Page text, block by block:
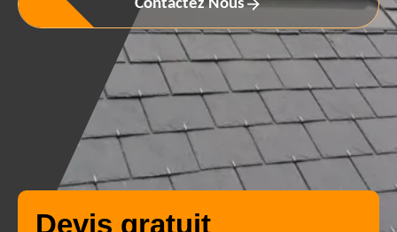
Contactez Nous
Devis gratuit